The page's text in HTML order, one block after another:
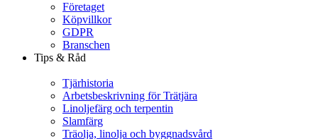
Företaget
Köpvillkor
GDPR
Branschen
Tips & Råd
Tjärhistoria
Arbetsbeskrivning för Trätjära
Linoljefärg och terpentin
Slamfärg
Träolja, linolja och byggnadsvård